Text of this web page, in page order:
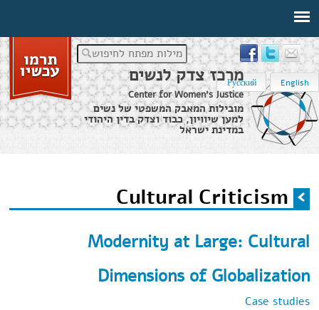
מילות מפתח לחיפוש
English
Русский
מרכז צדק לנשים
Center for Women's Justice
מובילות המאבק המשפטי של נשים
למען שיוויון, כבוד וצדק בדין היהודי
במדינת ישראל
הינך נמצא כאן
Cultural Criticism
Modernity at Large: Cultural
Dimensions of Globalization
Case studies